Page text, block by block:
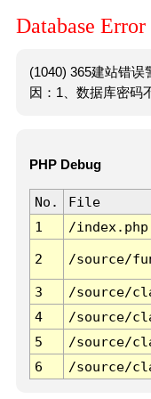
Database Error
(1040) 365建站错
因：1、数据库密码
PHP Debug
No. File
1
/index.php
2 /source/
3 /source/
4
/source/
5
/source/
6
/source/